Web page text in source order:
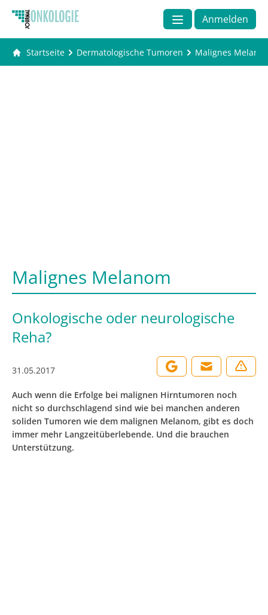
Anmelden
Startseite Dermatologische Tumoren Malignes
Malignes Melanom
Onkologische oder neurologische
Reha?
31.05.2017
Auch wenn die Erfolge bei malignen Hirntumoren noch
nicht so durchschlagend sind wie bei manchen anderen
soliden Tumoren wie dem malignen Melanom, gibt es doch
immer mehr Langzeitüberlebende. Und die brauchen
Unterstützung.